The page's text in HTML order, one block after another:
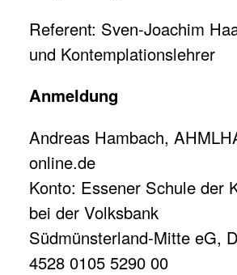
Referent: Sven-Joachim
und Kontemplationslehrer
Anmeldung
Andreas Hambach,
online.de
Konto: Essener Schule der
bei der Volksbank
Südmünsterland-Mitte eG,
4528 0105 5290 00